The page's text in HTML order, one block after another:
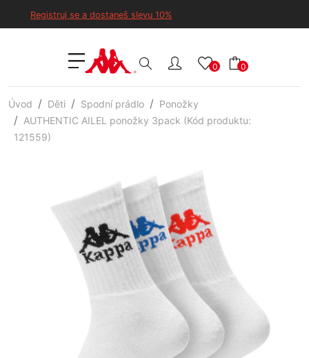
Registruj se a dostaneš slevu 10%
0 0
Úvod Děti Spodní prádlo
Ponožky
AUTHENTIC AILEL ponožky 3pack (Kód produktu:
121559)